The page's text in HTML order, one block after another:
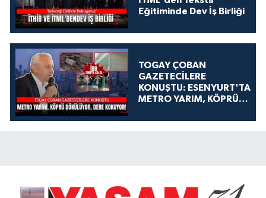
Eğitiminde Dev İş Birliği
TOGAY ÇOBAN
GAZETECİLERE
KONUŞTU: ESENYURT'TA
METRO YARIM, KÖPRÜ
KOKUYOR!